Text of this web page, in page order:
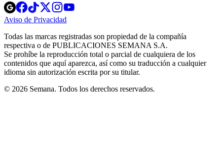
Opens
in
new
Opens
in
new
Opens
in
new
window
Opens
new
windowwindow
Aviso de Privacidad
new
window
Todas las marcas registradas son propiedad de la compañía
respectiva o de PUBLICACIONES SEMANA S.A.
Se prohíbe la reproducción total o parcial de cualquiera de los
contenidos que aquí aparezca, así como su traducción a cualquier
idioma sin autorización escrita por su titular.
© 2026 Semana. Todos los derechos reservados.